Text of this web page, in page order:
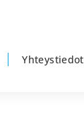
Yhteystiedot